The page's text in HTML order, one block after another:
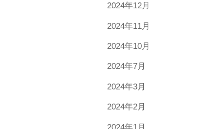
2024年12月
2024年11月
2024年10月
2024年7月
2024年3月
2024年2月